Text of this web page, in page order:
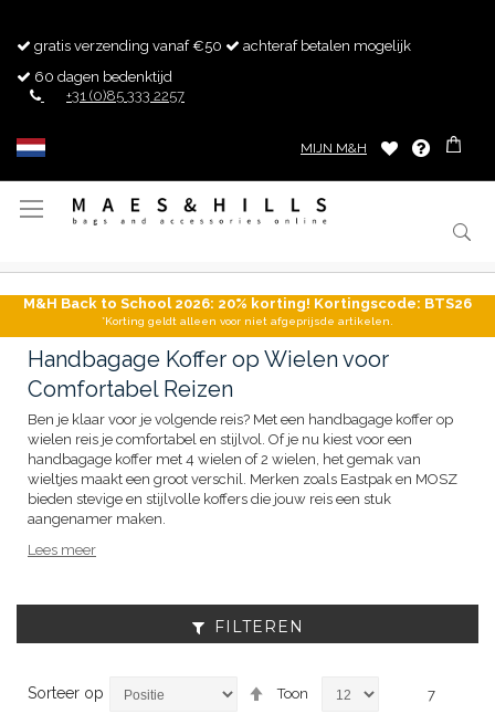
gratis verzending vanaf €50
achteraf betalen mogelijk
60 dagen bedenktijd
+31 (0)85 333 2257
MIJN M&H
Toggle
M&H Back to School 2026: 20% korting! Kortingscode: BTS26
*Korting geldt alleen voor niet afgeprijsde artikelen.
Handbagage Koffer op Wielen voor
Comfortabel Reizen
Ben je klaar voor je volgende reis? Met een handbagage koffer op
wielen reis je comfortabel en stijlvol. Of je nu kiest voor een
handbagage koffer met 4 wielen of 2 wielen, het gemak van
wieltjes maakt een groot verschil. Merken zoals Eastpak en MOSZ
bieden stevige en stijlvolle koffers die jouw reis een stuk
aangenamer maken.
Lees meer
FILTEREN
Sorteer op
Van
Toon
7